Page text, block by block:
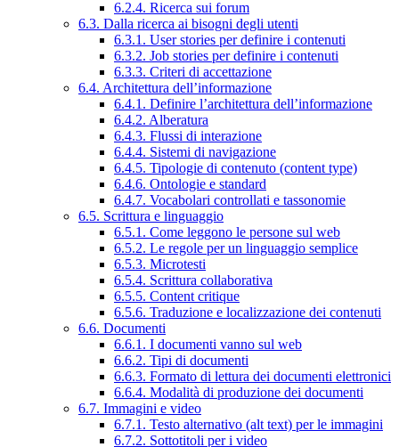
6.2.4. Ricerca sui forum
6.3. Dalla ricerca ai bisogni degli utenti
6.3.1. User stories per definire i contenuti
6.3.2. Job stories per definire i contenuti
6.3.3. Criteri di accettazione
6.4. Architettura dell’informazione
6.4.1. Definire l’architettura dell’informazione
6.4.2. Alberatura
6.4.3. Flussi di interazione
6.4.4. Sistemi di navigazione
6.4.5. Tipologie di contenuto (content type)
6.4.6. Ontologie e standard
6.4.7. Vocabolari controllati e tassonomie
6.5. Scrittura e linguaggio
6.5.1. Come leggono le persone sul web
6.5.2. Le regole per un linguaggio semplice
6.5.3. Microtesti
6.5.4. Scrittura collaborativa
6.5.5. Content critique
6.5.6. Traduzione e localizzazione dei contenuti
6.6. Documenti
6.6.1. I documenti vanno sul web
6.6.2. Tipi di documenti
6.6.3. Formato di lettura dei documenti elettronici
6.6.4. Modalità di produzione dei documenti
6.7. Immagini e video
6.7.1. Testo alternativo (alt text) per le immagini
6.7.2. Sottotitoli per i video